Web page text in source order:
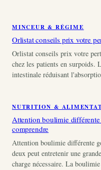
MINCEUR & RÉGIME
Orlistat conseils prix votre
Orlistat conseils prix votre
chez les patients en
intestinale réduisant
NUTRITION &
Attention boulimie
comprendre
Attention boulimie différente
deux peut entretenir une
charge nécessaire. La